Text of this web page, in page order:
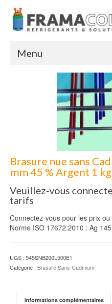
Menu
Brasure nue sans
mm 45 % Argent 1 kg
Veuillez-vous
tarifs
Connectez-vous pour les prix
Norme ISO 17672:2010 : Ag 145
UGS : 545SNB200L500E1
Catégorie : Brasure Sans-Cadmium
Informations complémentaires